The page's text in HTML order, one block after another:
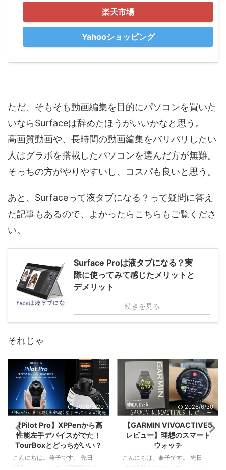
楽天市場
Yahooショッピング
ただ、そもそも動画編集を目的にパソコンを買いた
いならSurfaceは辞めたほうがいいかなと思う。
高画質動画や、長時間の動画編集をバリバリしたい
人はグラボを搭載したパソコンを選んだ方が無難。
そっちの方がやりやすいし、コスパも良いと思う。
あと、Surfaceって液タブになる？って疑問に答え
た記事もあるので、よかったらこちらもご覧くださ
い。
Surface Proは液タブになる？実
際に使ってみて感じたメリットと
デメリット
続きを見る
それじゃ
2026/6/30
【GARMIN VIVOACTIVE5
レビュー】理想のスマート
ウォッチ
こんにちは。兼子です。 先日
HUAWEIのスマートウォッチから
2026/5/11
【Galaxy Sペン】摩耗しな
いチタン製のペン先が超お
すすめ【King Write】
こんにちは。兼子です。自分は
2025年から、スマホとタブレッ